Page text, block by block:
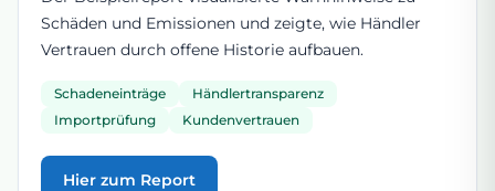
Schäden und Emissionen und zeigte, wie Händler
Vertrauen durch offene Historie aufbauen.
Schadeneinträge
Händlertransparenz
Importprüfung
Kundenvertrauen
Hier zum Report